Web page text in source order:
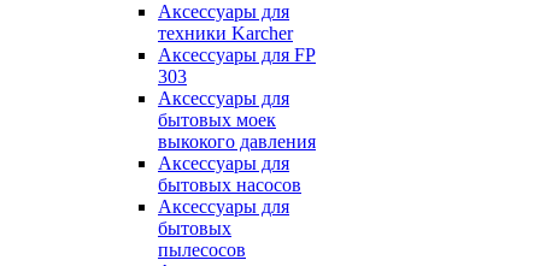
Аксессуары для
техники Karcher
Аксессуары для FP
303
Аксессуары для
бытовых моек
выкокого давления
Аксессуары для
бытовых насосов
Аксессуары для
бытовых
пылесосов